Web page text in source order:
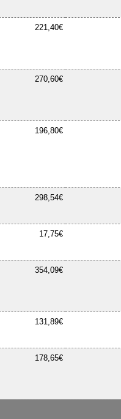
221,40€
270,60€
196,80€
298,54€
17,75€
354,09€
131,89€
178,65€